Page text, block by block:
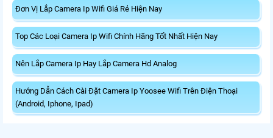
Đơn Vị Lắp Camera Ip Wifi Giá Rẻ Hiện Nay
Top Các Loại Camera Ip Wifi Chính Hãng Tốt Nhất Hiện Nay
Nên Lắp Camera Ip Hay Lắp Camera Hd Analog
Hướng Dẫn Cách Cài Đặt Camera Ip Yoosee Wifi Trên Điện Thoại
(Android, Iphone, Ipad)